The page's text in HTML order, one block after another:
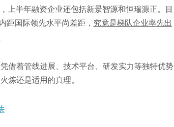
上半年融资企业还包括新景智源和恒瑞源正。目
距国际领先水平尚差距， 究竟是梯队企业率先出
借着管线进展、技术平台、研发实力等独特优势
炼还是适用的真理。